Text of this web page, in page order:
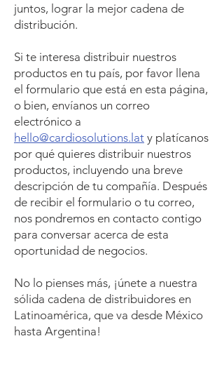
juntos, lograr la mejor cadena de
distribución.
Si te interesa distribuir nuestros
productos en tu país, por favor llena
el formulario que está en esta página,
o bien, envíanos un correo
electrónico a
hello@cardiosolutions.lat y platícanos
por qué quieres distribuir nuestros
productos, incluyendo una breve
descripción de tu compañía. Después
de recibir el formulario o tu correo,
nos pondremos en contacto contigo
para conversar acerca de esta
oportunidad de negocios.
No lo pienses más, ¡únete a nuestra
sólida cadena de distribuidores en
Latinoamérica, que va desde México
hasta Argentina!